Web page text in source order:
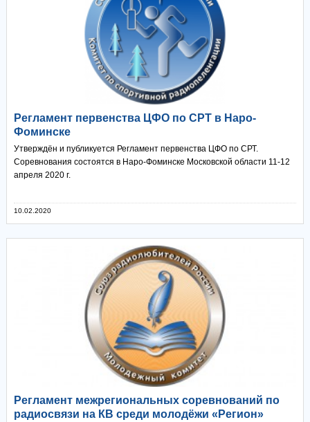
Регламент первенства ЦФО по СРТ в Наро-
Фоминске
Утверждён и публикуется Регламент первенства ЦФО по СРТ.
Соревнования состоятся в Наро-Фоминске Московской области 11-12
апреля 2020 г.
10.02.2020
Регламент межрегиональных соревнований по
радиосвязи на КВ среди молодёжи «Регион»